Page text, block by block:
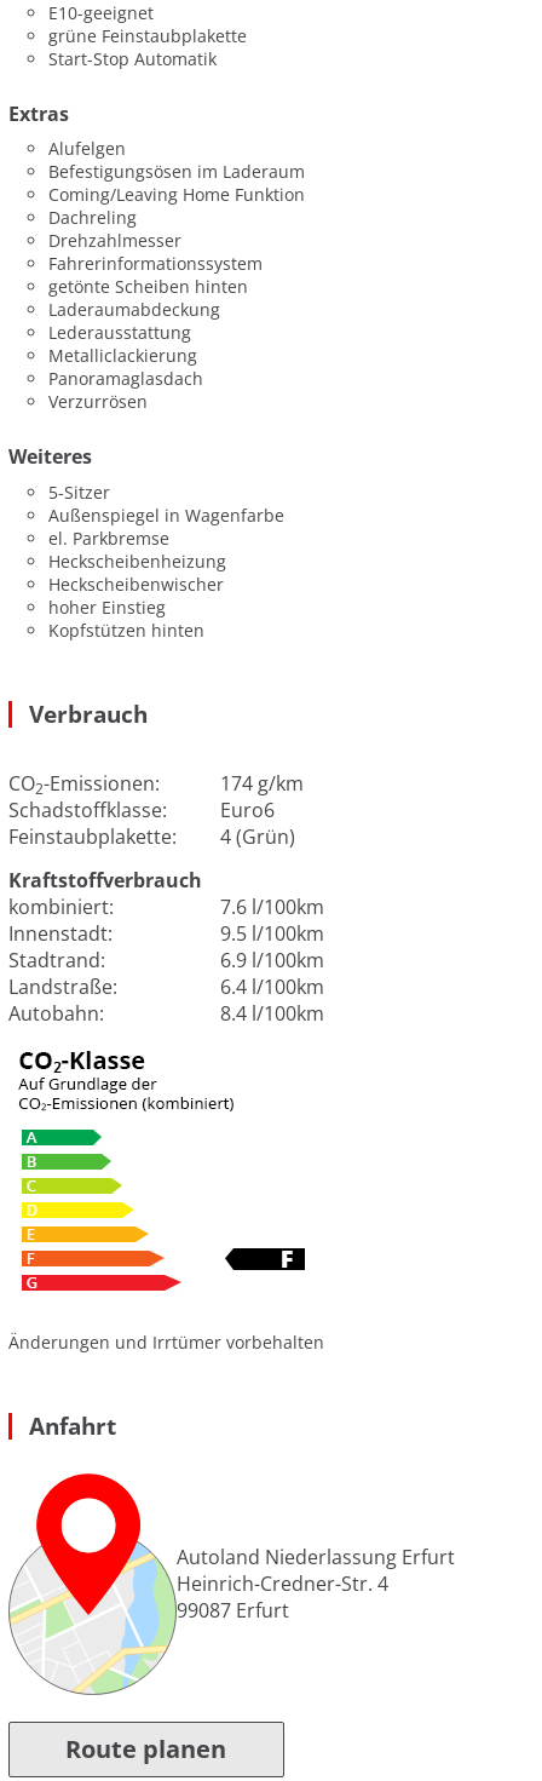
E10-geeignet
grüne Feinstaubplakette
Start-Stop Automatik
Extras
Alufelgen
Befestigungsösen im Laderaum
Coming/Leaving Home Funktion
Dachreling
Drehzahlmesser
Fahrerinformationssystem
getönte Scheiben hinten
Laderaumabdeckung
Lederausstattung
Metalliclackierung
Panoramaglasdach
Verzurrösen
Weiteres
5-Sitzer
Außenspiegel in Wagenfarbe
el. Parkbremse
Heckscheibenheizung
Heckscheibenwischer
hoher Einstieg
Kopfstützen hinten
Verbrauch
CO2-Emissionen:
174 g/km
Schadstoffklasse:
Euro6
Feinstaubplakette:
4 (Grün)
Kraftstoffverbrauch
kombiniert:
7.6 l/100km
Innenstadt:
9.5 l/100km
Stadtrand:
6.9 l/100km
Landstraße:
6.4 l/100km
Autobahn:
8.4 l/100km
Änderungen und Irrtümer vorbehalten
Anfahrt
Autoland Niederlassung Erfurt
Heinrich-Credner-Str. 4
99087 Erfurt
Route planen